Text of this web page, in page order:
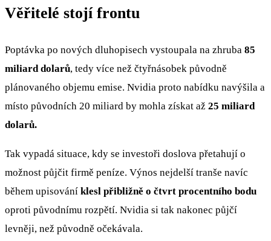
Věřitelé stojí frontu
Poptávka po nových dluhopisech vystoupala na zhruba 85
miliard dolarů, tedy více než čtyřnásobek původně
plánovaného objemu emise. Nvidia proto nabídku navýšila a
místo původních 20 miliard by mohla získat až 25 miliard
dolarů.
Tak vypadá situace, kdy se investoři doslova přetahují o
možnost půjčit firmě peníze. Výnos nejdelší tranše navíc
během upisování klesl přibližně o čtvrt procentního bodu
oproti původnímu rozpětí. Nvidia si tak nakonec půjčí
levněji, než původně očekávala.